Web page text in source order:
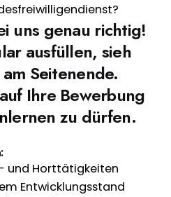
uns genau richtig!
ausfüllen, sieh
Seitenende.
Ihre Bewerbung
zu dürfen.
und Horttätigkeiten
Entwicklungsstand